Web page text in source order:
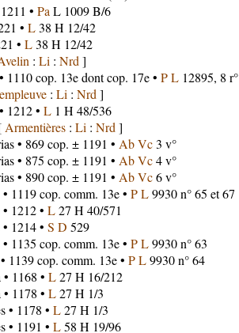
• Pa L 1009 B/6
• L38 H 12/42
• L38 H 12/42
: Li : Nrd ]
1110 cop. 13e dont cop. 17e • P L12895, 8 r°
: Li : Nrd ]
1212 • L1 H 48/536
Armentières: Li : Nrd ]
• 869 cop. ± 1191 • Ab Vc3 v°
• 875 cop. ± 1191 • Ab Vc4 v°
• 890 cop. ± 1191 • Ab Vc6 v°
• 1119 cop. comm. 13e • P L9930 n° 65 et 67
• 1212 • L27 H 40/571
• 1214 • S D 529
• 1135 cop. comm. 13e • P L9930 n° 63
1139 cop. comm. 13e • P L9930 n° 64
• 1168 • L27 H 16/212
• 1178 • L27 H 1/3
• 1178 • L27 H 1/3
• 1191 • L58 H 19/96